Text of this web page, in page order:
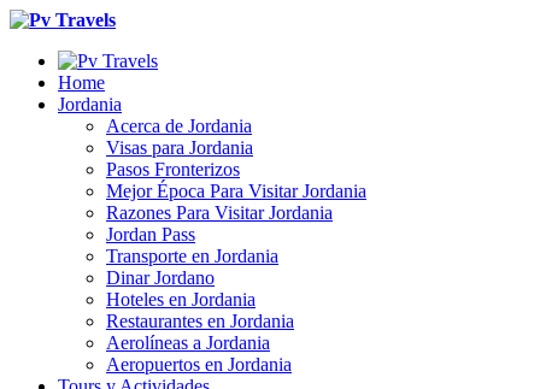
Home
Jordania
Acerca de Jordania
Visas para Jordania
Pasos Fronterizos
Mejor Época Para Visitar Jordania
Razones Para Visitar Jordania
Jordan Pass
Transporte en Jordania
Dinar Jordano
Hoteles en Jordania
Restaurantes en Jordania
Aerolíneas a Jordania
Aeropuertos en Jordania